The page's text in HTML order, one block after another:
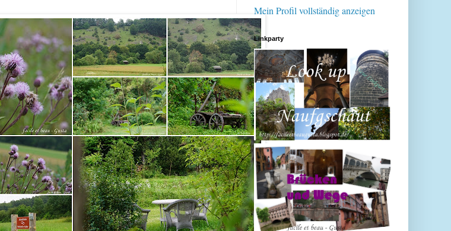
Mein Profil vollständig anzeigen
Linkparty